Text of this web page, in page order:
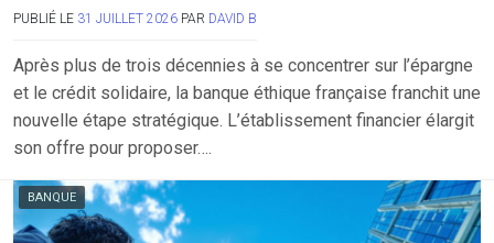
PUBLIÉ LE 31 JUILLET 2026 PAR DAVID B
Après plus de trois décennies à se concentrer sur l’épargne
et le crédit solidaire, la banque éthique française franchit une
nouvelle étape stratégique. L’établissement financier élargit
son offre pour proposer….
BANQUE